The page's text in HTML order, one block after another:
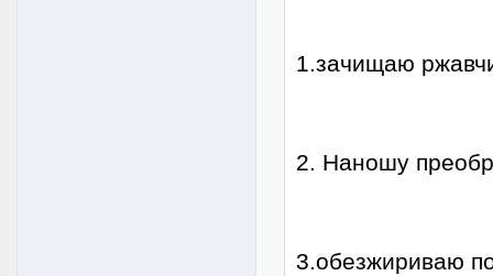
1.зачищаю
2. Наношу
3.обезжириваю